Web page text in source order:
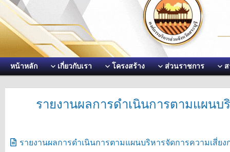
หน้าหลัก เกี่ยวกับเรา โครงสร้าง ส่วนราชการ ส
รายงานผลการดำเนินการตามแผน
รายงานผลการดำเนินการตามแผนบริหารจัดการความเสี่